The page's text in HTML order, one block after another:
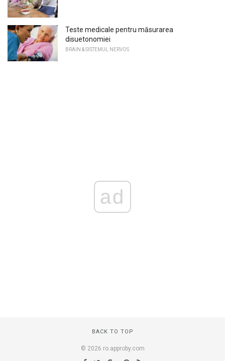
Teste medicale pentru măsurarea
disuetonomiei
BRAIN & SISTEMUL NERVOS
ad
BACK TO TOP
© 2026 ro.approby.com